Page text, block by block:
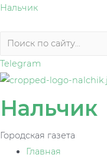
Перейти
содержимому
Нальчик
Telegram
Нальчик
Городская газета
Главная